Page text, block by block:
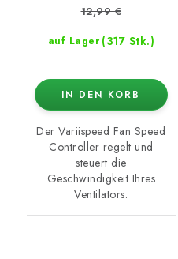
auf Lager (317 Stk.)
12,99 €
IN DEN KORB
Der Variispeed Fan Speed
Controller regelt und
steuert die
Geschwindigkeit Ihres
Ventilators.